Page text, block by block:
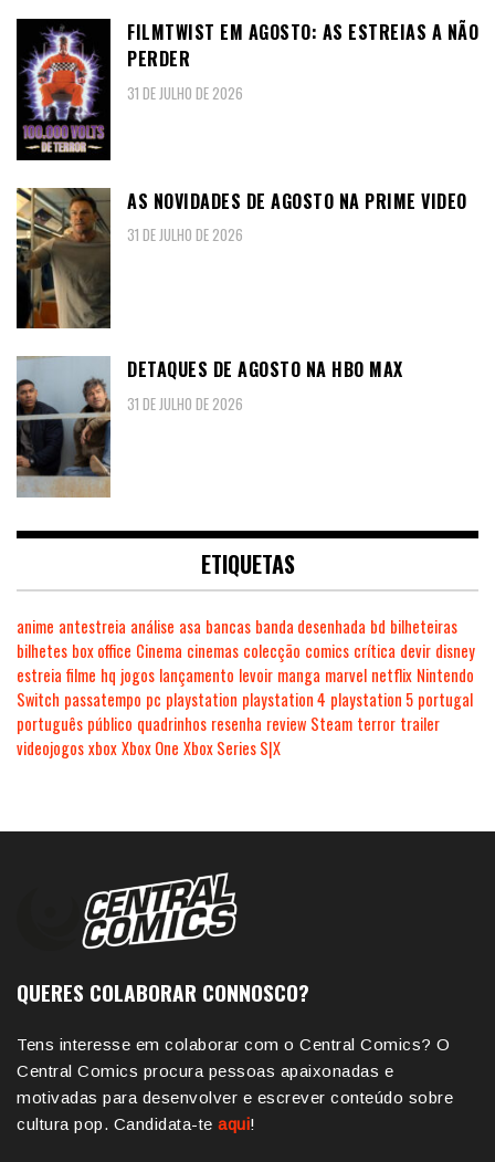
FILMTWIST EM AGOSTO: AS ESTREIAS A NÃO
PERDER
31 DE JULHO DE 2026
AS NOVIDADES DE AGOSTO NA PRIME VIDEO
31 DE JULHO DE 2026
DETAQUES DE AGOSTO NA HBO MAX
31 DE JULHO DE 2026
ETIQUETAS
anime antestreia análise asa bancas banda desenhada bd bilheteiras
bilhetes box office Cinema cinemas colecção comics crítica devir disney
estreia filme hq jogos lançamento levoir manga marvel netflix Nintendo
Switch passatempo pc playstation playstation 4 playstation 5 portugal
português público quadrinhos resenha review Steam terror trailer
videojogosxboxXbox One Xbox Series S|X
QUERES COLABORAR CONNOSCO?
Tens interesse em colaborar com o Central Comics? O
Central Comics procura pessoas apaixonadas e
motivadas para desenvolver e escrever conteúdo sobre
cultura pop. Candidata-te aqui!